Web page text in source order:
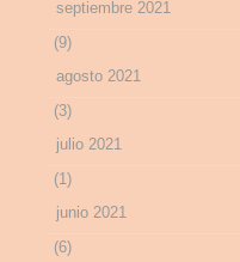
septiembre 2021
(9)
agosto 2021
(3)
julio 2021
(1)
junio 2021
(6)